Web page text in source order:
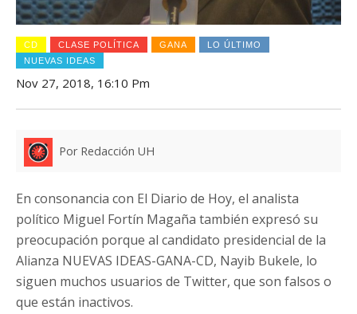
CD CLASE POLÍTICA GANA
LO ÚLTIMO
NUEVAS IDEAS
Nov 27, 2018, 16:10 Pm
Por Redacción UH
En consonancia con El Diario de Hoy, el analista
político Miguel Fortín Magaña también expresó su
preocupación porque al candidato presidencial de la
Alianza NUEVAS IDEAS-GANA-CD, Nayib Bukele, lo
siguen muchos usuarios de Twitter, que son falsos o
que están inactivos.